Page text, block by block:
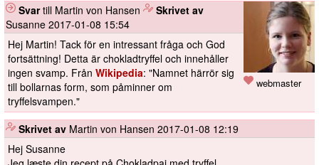
webmaster
Svartill Martin von Hansen
Skrivet av
Susanne 2017-01-08 15:54
Hej Martin! Tack för en intressant fråga och God
fortsättning! Detta är chokladtryffel och innehåller
ingen svamp. Från Wikipedia: "Namnet härrör sig
till bollarnas form, som påminner om
tryffelsvampen."
Skrivet av Martin von Hansen 2017-01-08 12:19
Hej Susanne